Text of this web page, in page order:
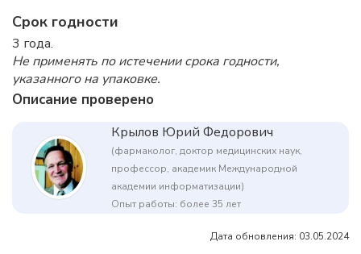
Срок годности
3 года.
Не применять по истечении срока годности,
указанного на упаковке.
Описание проверено
Крылов Юрий Федорович
(фармаколог, доктор медицинских наук,
профессор, академик Международной
академии информатизации)
Опыт работы: более 35 лет
Дата обновления: 03.05.2024